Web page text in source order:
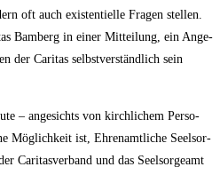
oft auch exis­ten­ti­el­le Fra­gen stel­len.
Bam­berg in einer Mit­tei­lung, ein Ange­
der Cari­tas selbst­ver­ständ­lich sein
– ange­sichts von kirch­li­chem Per­so­
Mög­lich­keit ist, Ehren­amt­li­che Seel­sor­
Cari­tas­ver­band und das Seel­sor­ge­amt